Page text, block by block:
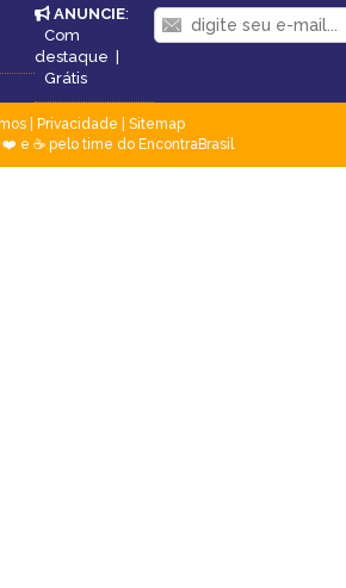
ANUNCIE:
Com
destaque |
Grátis
| Privacidade
Sitemap
e ☕ pelo time do EncontraBrasil